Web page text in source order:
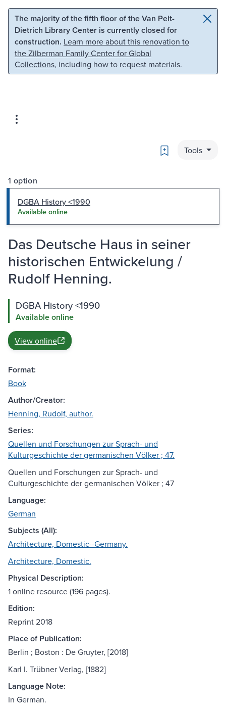
Skip to main content Skip to search
The majority of the fifth floor of the Van Pelt-
Dietrich Library Center is currently closed for
construction. Learn more about this renovation to
the Zilberman Family Center for Global
Collections, including how to request materials.
Bookmark
Tools
1 option
DGBA History <1990
Available online
Das Deutsche Haus in seiner
historischen Entwickelung /
Rudolf Henning.
DGBA History <1990
Available online
View online
Format:
Book
Author/Creator:
Henning, Rudolf, author.
Series:
Quellen und Forschungen zur Sprach- und
Kulturgeschichte der germanischen Völker ; 47.
Quellen und Forschungen zur Sprach- und
Culturgeschichte der germanischen Völker ; 47
Language:
German
Subjects (All):
Architecture, Domestic--Germany.
Architecture, Domestic.
Physical Description:
1 online resource (196 pages).
Edition:
Reprint 2018
Place of Publication:
Berlin ; Boston : De Gruyter, [2018]
Karl I. Trübner Verlag, [1882]
Language Note:
In German.